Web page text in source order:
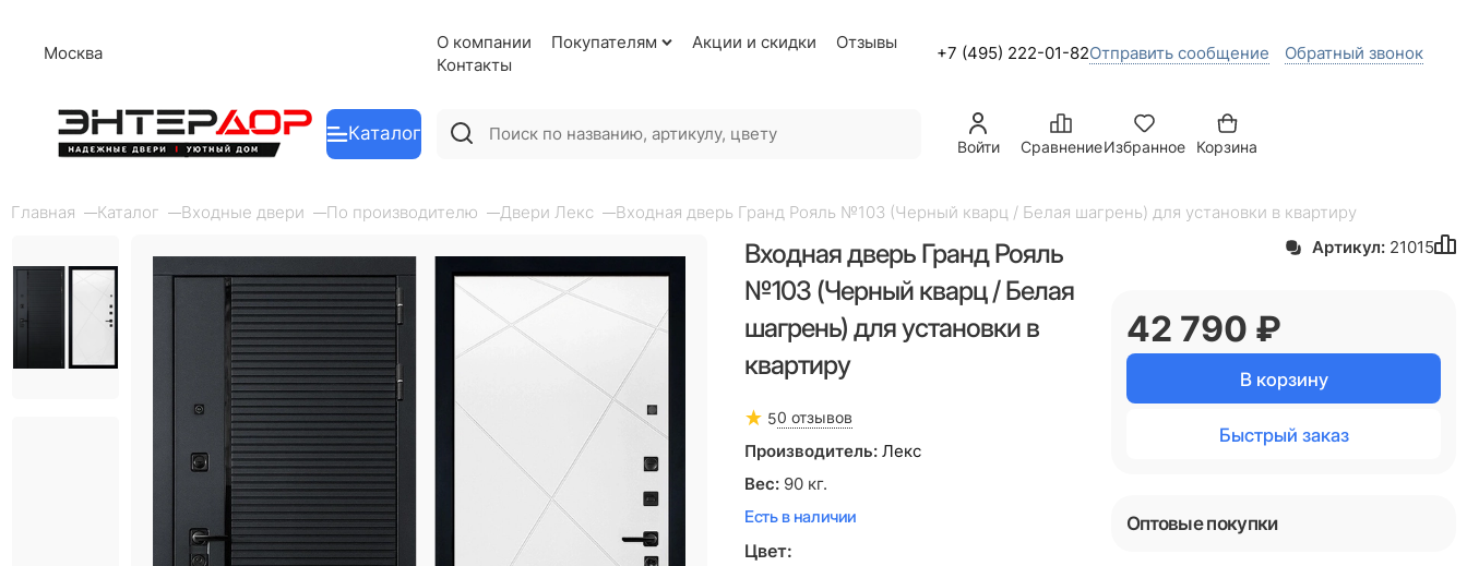
Москва
О компании Покупателям Акции и скидки
Отзывы
Контакты
+7 (495) 222-01-82Отправить сообщение Обратный звонок
Каталог
Войти СравнениеИзбранное Корзина
Главная Каталог Входные двери По производителю Двери Лекс Входная дверь Гранд Рояль №103 (Черный кварц / Белая шагрень) для установки в квартиру
Входная дверь Гранд Рояль
№103 (Черный кварц / Белая
шагрень) для установки в
квартиру
50 отзывов
Производитель: Лекс
Вес: 90 кг.
Есть в наличии
Цвет:
Артикул: 21015
42 790 ₽
В корзину
Быстрый заказ
Оптовые покупки